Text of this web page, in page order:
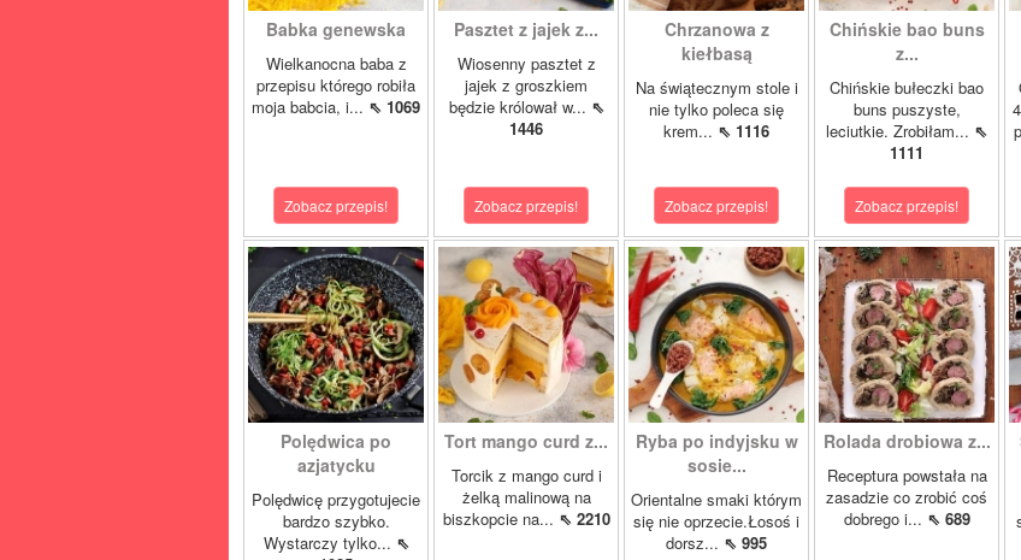
Babka genewska
Wielkanocna baba z
przepisu którego robiła
moja babcia, i... ⇖ 1069
Zobacz przepis!
Pasztet z jajek z...
Wiosenny pasztet z
jajek z groszkiem
będzie królował w... ⇖
1446
Zobacz przepis!
Chrzanowa z
kiełbasą
Na świątecznym stole i
nie tylko poleca się
krem... ⇖ 1116
Zobacz przepis!
Chińskie bao buns
z...
Chińskie bułeczki bao
buns puszyste,
leciutkie. Zrobiłam... ⇖
1111
Zobacz przepis!
Polędwica po
azjatycku
Polędwicę przygotujecie
bardzo szybko.
Wystarczy tylko... ⇖
Tort mango curd z...
Torcik z mango curd i
żelką malinową na
biszkopcie na... ⇖ 2210
Ryba po indyjsku w
sosie...
Orientalne smaki którym
się nie oprzecie.Łosoś i
dorsz... ⇖ 995
Rolada drobiowa z...
Receptura powstała na
zasadzie co zrobić coś
dobrego i... ⇖ 689